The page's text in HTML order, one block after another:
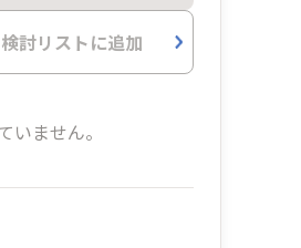
検討リストに追加
ません。